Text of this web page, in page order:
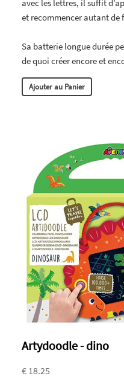
avec les lettres, il suffit
et recommencer autant de
Sa batterie longue durée
de quoi créer encore et
Ajouter au Panier
Artydoodle - dino
€ 18.25